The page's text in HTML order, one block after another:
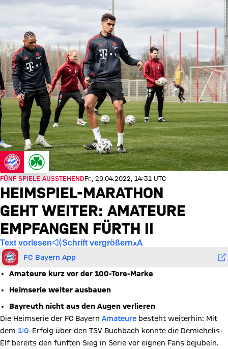
FÜNF SPIELE AUSSTEHENDFr., 29.04.2022, 14:31 UTC
HEIMSPIEL-MARATHON
GEHT WEITER: AMATEURE
EMPFANGEN FÜRTH II
Text vorlesen Schrift vergrößern
FC Bayern App
Amateure kurz vor der 100-Tore-Marke
Heimserie weiter ausbauen
Bayreuth nicht aus den Augen verlieren
Die Heimserie der FC Bayern Amateure besteht weiterhin: Mit
dem 1:0-Erfolg über den TSV Buchbach konnte die Demichelis-
Elf bereits den fünften Sieg in Serie vor eignen Fans bejubeln.